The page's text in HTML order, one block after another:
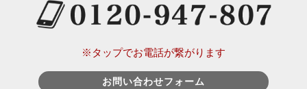
※タップでお電話が繋がります
お問い合わせフォーム